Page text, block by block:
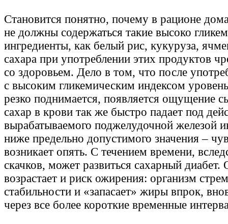
Становится понятно, почему в рационе
не должны содержаться такие высоко
ингредиенты, как белый рис, кукуруза,
сахара при употреблении этих продуктов
со здоровьем. Дело в том, что после
с высоким гликемическим индексом
резко поднимается, появляется ощущение
сахар в крови так же быстро падает под
вырабатываемого поджелудочной железой
ниже предельно допустимого значения –
возникает опять. С течением времени,
скачков, может развиться сахарный
возрастает и риск ожирения: организм
стабильности и «запасает» жиры впрок,
через все более короткие временные